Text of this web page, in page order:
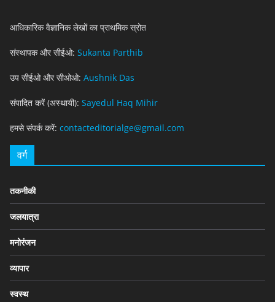
आधिकारिक वैज्ञानिक लेखों का प्राथमिक स्रोत
संस्थापक और सीईओ: Sukanta Parthib
उप सीईओ और सीओओ: Aushnik Das
संपादित करें (अस्थायी): Sayedul Haq Mihir
हमसे संपर्क करें: contacteditorialge@gmail.com
वर्ग
तकनीकी
जलयात्रा
मनोरंजन
व्यापार
स्वस्थ